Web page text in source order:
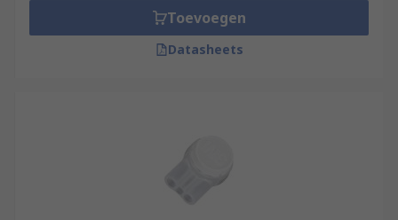
Toevoegen
Datasheets